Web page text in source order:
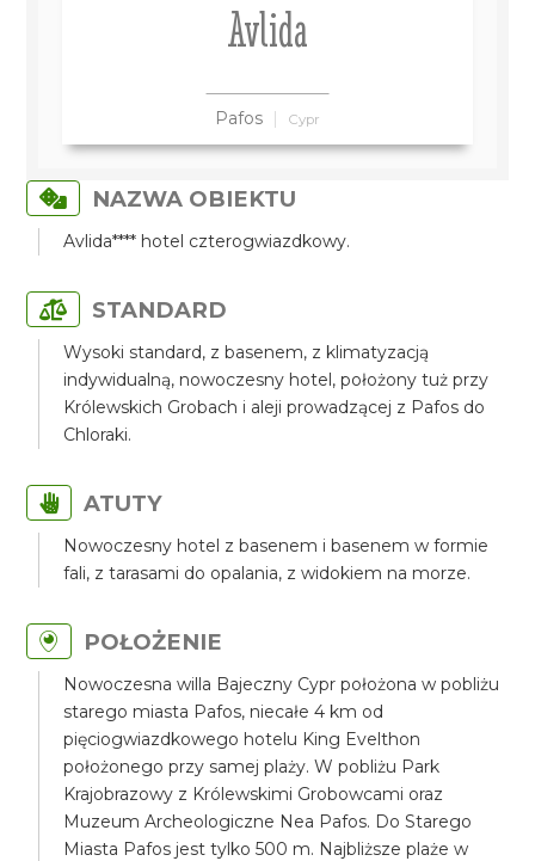
Avlida
Pafos Cypr
NAZWA OBIEKTU
Avlida**** hotel czterogwiazdkowy.
STANDARD
Wysoki standard, z basenem, z klimatyzacją
indywidualną, nowoczesny hotel, położony tuż przy
Królewskich Grobach i aleji prowadzącej z Pafos do
Chloraki.
ATUTY
Nowoczesny hotel z basenem i basenem w formie
fali, z tarasami do opalania, z widokiem na morze.
POŁOŻENIE
Nowoczesna willa Bajeczny Cypr położona w pobliżu
starego miasta Pafos, niecałe 4 km od
pięciogwiazdkowego hotelu King Evelthon
położonego przy samej plaży. W pobliżu Park
Krajobrazowy z Królewskimi Grobowcami oraz
Muzeum Archeologiczne Nea Pafos. Do Starego
Miasta Pafos jest tylko 500 m. Najbliższe plaże w